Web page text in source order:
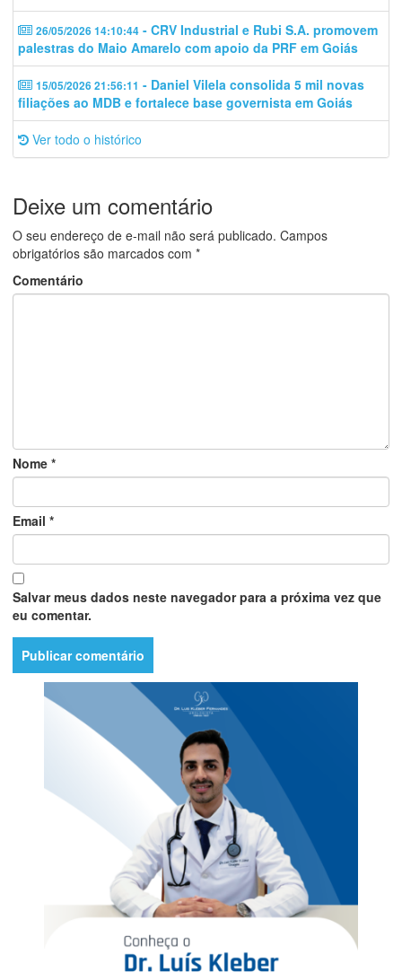
26/05/2026 14:10:44 - CRV Industrial e Rubi S.A. promovem
palestras do Maio Amarelo com apoio da PRF em Goiás
15/05/2026 21:56:11 - Daniel Vilela consolida 5 mil novas
filiações ao MDB e fortalece base governista em Goiás
Ver todo o histórico
Deixe um comentário
O seu endereço de e-mail não será publicado. Campos
obrigatórios são marcados com *
Comentário
Nome *
Email *
Salvar meus dados neste navegador para a próxima vez que
eu comentar.